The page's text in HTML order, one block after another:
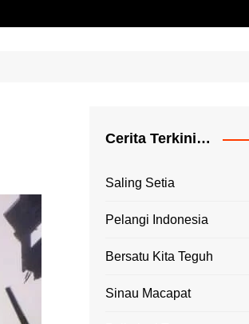
Jambore Gambar 2020
Cerita Terkini…
Saling Setia
Pelangi Indonesia
Bersatu Kita Teguh
Sinau Macapat